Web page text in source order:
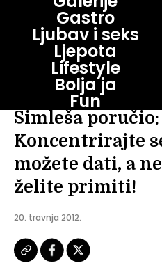
Gastro
Ljubav i seks
Ljepota
Lifestyle
Bolja ja
Fun
LJUBAV I SEKS
LJUBAV I SEKS
Šimleša
Koncentrirajte
možete dati, a
želite primiti!
20. travnja 2012.